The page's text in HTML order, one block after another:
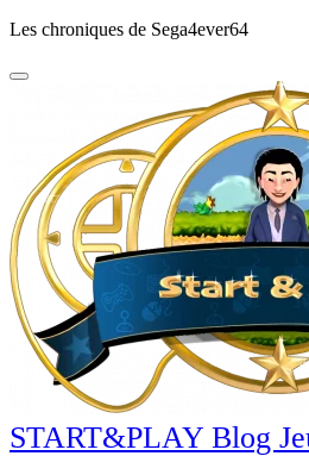
Les chroniques de Sega4ever64
START&PLAY Blog